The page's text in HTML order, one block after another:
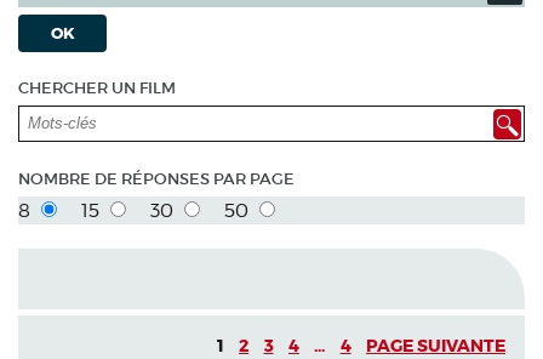
OK
CHERCHER UN FILM
NOMBRE DE RÉPONSES PAR PAGE
8 15 30 50
1 2 3 4 ... 4 PAGE SUIVANTE